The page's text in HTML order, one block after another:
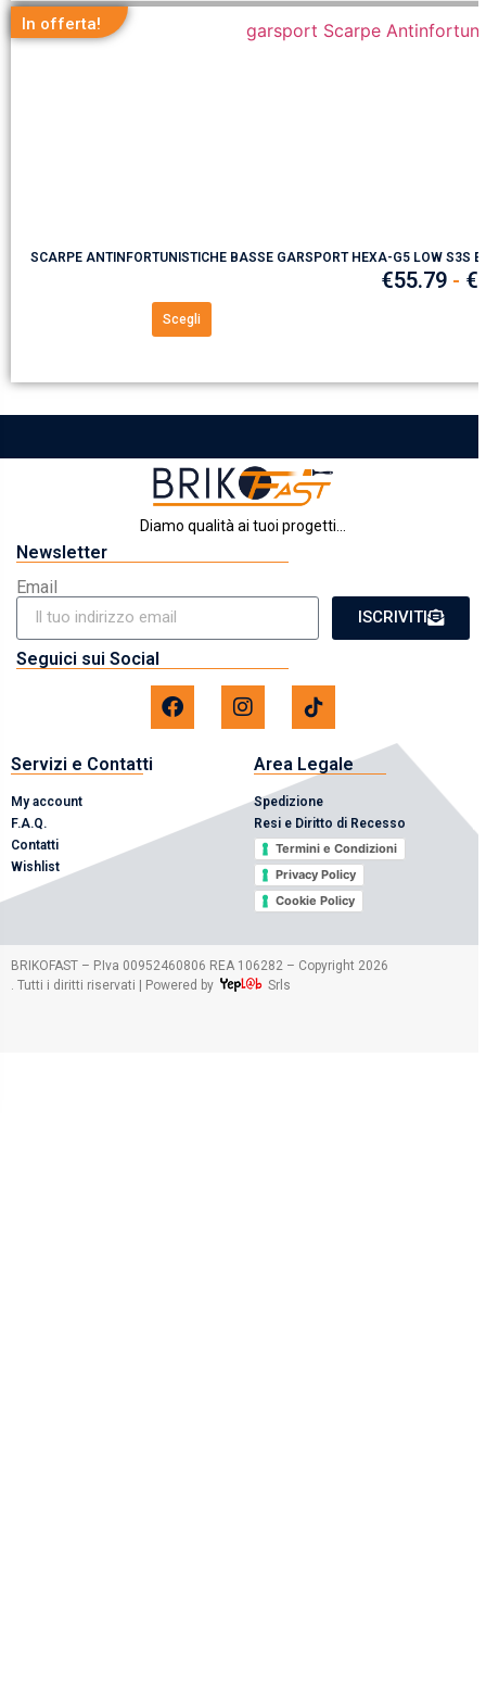
In offerta!
SCARPE ANTINFORTUNISTICHE BASSE GARSPORT HEXA-G5 LOW S3S
€55.79 - €
Scegli
Diamo qualità ai tuoi progetti...
Newsletter
Email
ISCRIVITI
Seguici sui Social
Servizi e Contatti
My account
F.A.Q.
Contatti
Wishlist
Area Legale
Spedizione
Resi e Diritto di Recesso
Termini e Condizioni
Privacy Policy
Cookie Policy
BRIKOFAST – P.Iva 00952460806 REA 106282 – Copyright 2026
. Tutti i diritti riservati | Powered by
Srls